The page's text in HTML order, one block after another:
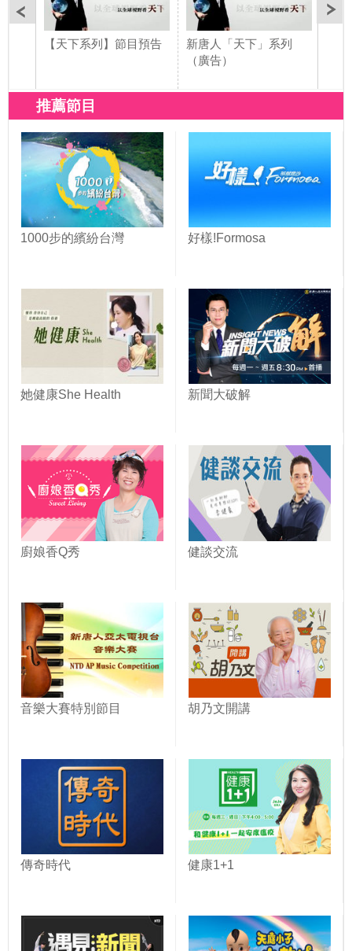
【天下系列】節目預告
新唐人「天下」系列
（廣告）
推薦節目
1000步的繽紛台灣 好樣!Formosa
她健康She Health 新聞大破解
廚娘香Q秀 健談交流
音樂大賽特別節目 胡乃文開講
傳奇時代 健康1+1